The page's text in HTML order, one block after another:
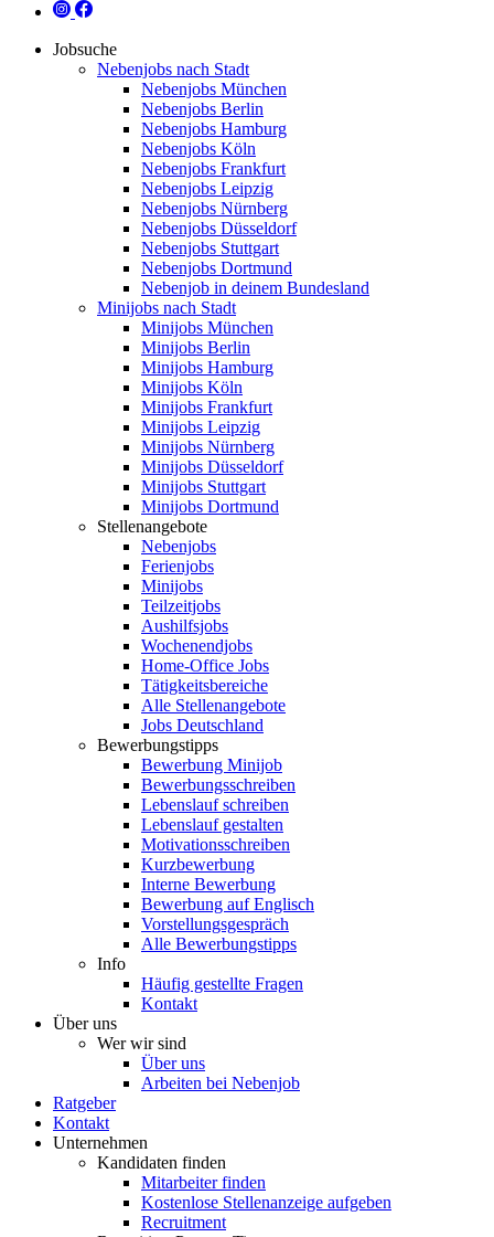
Jobsuche
Nebenjobs nach Stadt
Nebenjobs München
Nebenjobs Berlin
Nebenjobs Hamburg
Nebenjobs Köln
Nebenjobs Frankfurt
Nebenjobs Leipzig
Nebenjobs Nürnberg
Nebenjobs Düsseldorf
Nebenjobs Stuttgart
Nebenjobs Dortmund
Nebenjob in deinem Bundesland
Minijobs nach Stadt
Minijobs München
Minijobs Berlin
Minijobs Hamburg
Minijobs Köln
Minijobs Frankfurt
Minijobs Leipzig
Minijobs Nürnberg
Minijobs Düsseldorf
Minijobs Stuttgart
Minijobs Dortmund
Stellenangebote
Nebenjobs
Ferienjobs
Minijobs
Teilzeitjobs
Aushilfsjobs
Wochenendjobs
Home-Office Jobs
Tätigkeitsbereiche
Alle Stellenangebote
Jobs Deutschland
Bewerbungstipps
Bewerbung Minijob
Bewerbungsschreiben
Lebenslauf schreiben
Lebenslauf gestalten
Motivationsschreiben
Kurzbewerbung
Interne Bewerbung
Bewerbung auf Englisch
Vorstellungsgespräch
Alle Bewerbungstipps
Info
Häufig gestellte Fragen
Kontakt
Über uns
Wer wir sind
Über uns
Arbeiten bei Nebenjob
Ratgeber
Kontakt
Unternehmen
Kandidaten finden
Mitarbeiter finden
Kostenlose Stellenanzeige aufgeben
Recruitment